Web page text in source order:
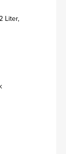
Liter,